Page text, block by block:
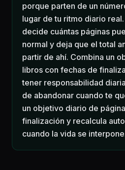
porque parten de un
lugar de tu ritmo diario
decide cuántas páginas
normal y deja que el total
partir de ahí. Combina un
libros con fechas de
tener responsabilidad
de abandonar cuando te
un objetivo diario de
finalización y recalcula
cuando la vida se